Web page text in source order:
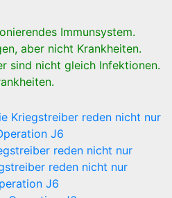
Immunsystem.
aber nicht Krankheiten.
sind nicht gleich Infektionen.
Kriegstreiber reden nicht nur
J6
reden nicht nur
reden nicht nur
J6